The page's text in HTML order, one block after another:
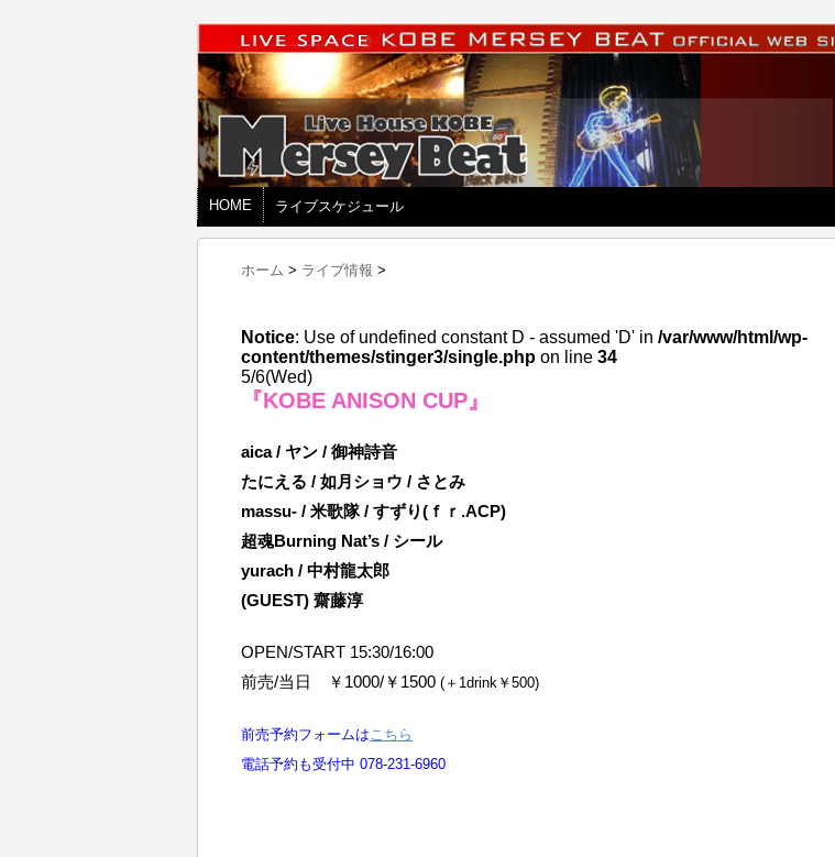
HOME ライブスケジュール
ホーム > ライブ情報 >
Notice: Use of undefined constant D - assumed 'D' in /var/www/html/wp-
content/themes/stinger3/single.php on line 34
5/6(Wed)
『KOBE ANISON CUP』
aica / ヤン / 御神詩音
たにえる / 如月ショウ / さとみ
massu- / 米歌隊 / すずり(ｆｒ.ACP)
超魂Burning Nat’s / シール
yurach / 中村龍太郎
(GUEST) 齋藤淳
OPEN/START 15:30/16:00
前売/当日 ￥1000/￥1500 (＋1drink￥500)
前売予約フォームはこちら
電話予約も受付中 078-231-6960